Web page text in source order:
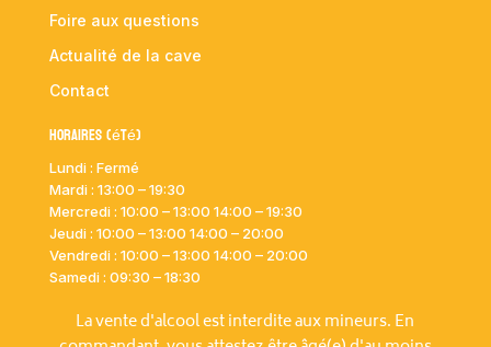
Foire aux questions
Actualité de la cave
Contact
Horaires (été)
Lundi : Fermé
Mardi : 13:00 – 19:30
Mercredi : 10:00 – 13:00 14:00 – 19:30
Jeudi : 10:00 – 13:00 14:00 – 20:00
Vendredi : 10:00 – 13:00 14:00 – 20:00
Samedi : 09:30 – 18:30
La vente d'alcool est interdite aux mineurs. En